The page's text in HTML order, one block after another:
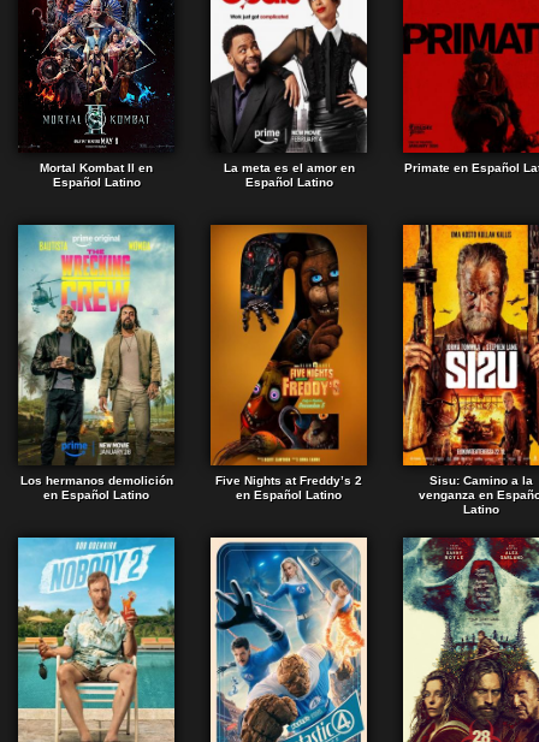
Mortal Kombat II en
Español Latino
La meta es el amor en
Español Latino
Primate en Español
Los hermanos demolición
en Español Latino
Five Nights at Freddy’s 2
en Español Latino
Sisu: Camino a la
venganza en
Latino